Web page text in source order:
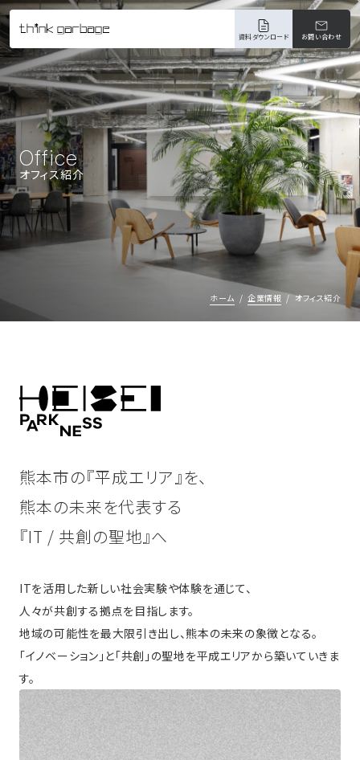
資料ダウンロード お問い合わせ
Office
オフィス紹介
ホーム 企業情報 オフィス紹介
熊本市の『平成エリア』を、
熊本の未来を代表する
『IT / 共創の聖地』へ
ITを活用した新しい社会実験や体験を通じて、
人々が共創する拠点を目指します。
地域の可能性を最大限引き出し、熊本の未来の象徴となる。
「イノベーション」と「共創」の聖地を平成エリアから築いていきま
す。